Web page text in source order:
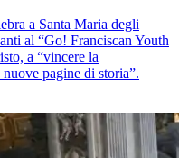
a Santa Maria degli
al “Go! Franciscan Youth
a “vincere la
nuove pagine di storia”.